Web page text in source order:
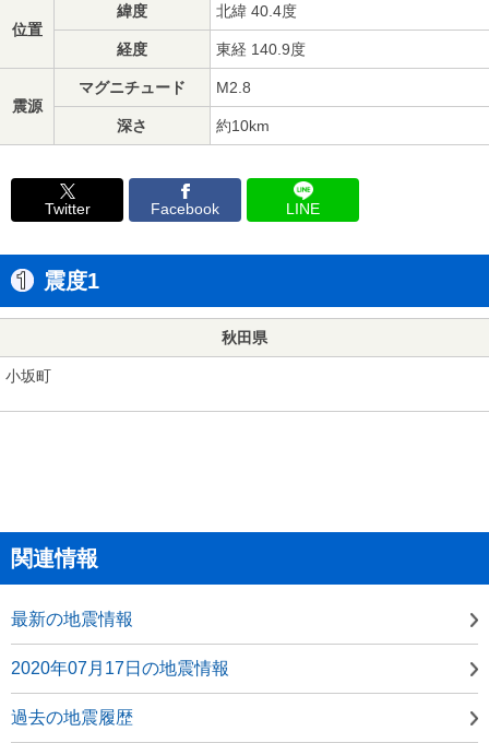
位置
緯度 北緯 40.4度
経度 東経 140.9度
震源
マグニチュード M2.8
深さ 約10km
Twitter Facebook LINE
震度1
秋田県
小坂町
関連情報
最新の地震情報
2020年07月17日の地震情報
過去の地震履歴